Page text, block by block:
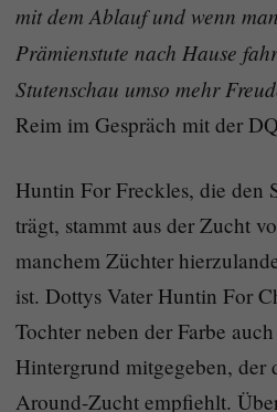
mit dem Ablauf und wenn
Prämienstute nach Hause
Stutenschau umso mehr
Reim im Gespräch mit der
Huntin For Freckles, die den
trägt, stammt aus der Zucht
manchem Züchter
ist. Dottys Vater Huntin For
Tochter neben der Farbe
Hintergrund mitgegeben,
Around-Zucht empfiehlt.